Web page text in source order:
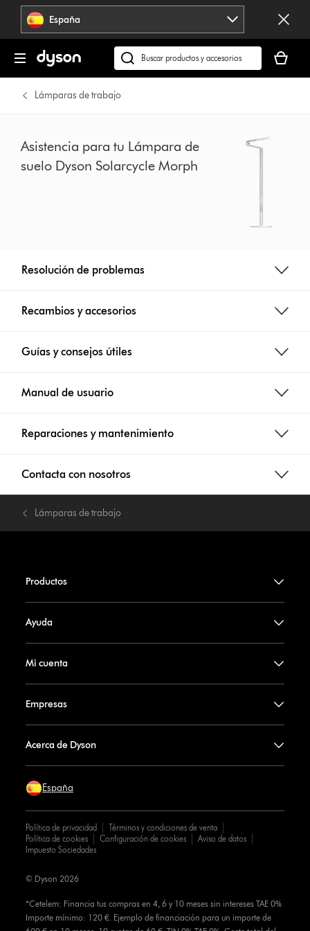
Omitir
navegación España
Buscar
en
dyson.es
cesta
está
Lámparas de trabajo
Asistencia para tu Lámpara de
suelo Dyson Solarcycle Morph
Resolución de problemas
Recambios y accesorios
Guías y consejos útiles
Manual de usuario
Reparaciones y mantenimiento
Contacta con nosotros
Lámparas de trabajo
Productos
Ayuda
Mi cuenta
Empresas
Acerca de Dyson
España
Política de privacidad
Términos y condiciones de venta
Política de cookies
Configuración de cookies
Aviso de datos
Impuesto Sociedades
*Cetelem: Financia tus compras en 4, 6 y 10 meses sin intereses TAE 0%
Importe mínimo: 120 €. Ejemplo de financiación para un importe de
© Dyson 2026